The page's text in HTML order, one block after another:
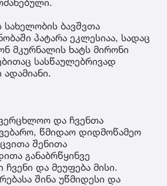
სახელობის ბავშვთა
პატარა ეკლესიაა, სადაც
მკურნალის ხატს მირონი
სასწაულებრივად
ადამიანი.
და ჩვენთა
წმიდაო დიდმოწამეო
შენითა
განაბრწყინვე
და მეუფება მისი.
შინა უწმიდესი და